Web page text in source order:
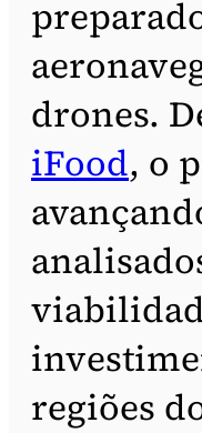
drones.
iFood, o
regiões